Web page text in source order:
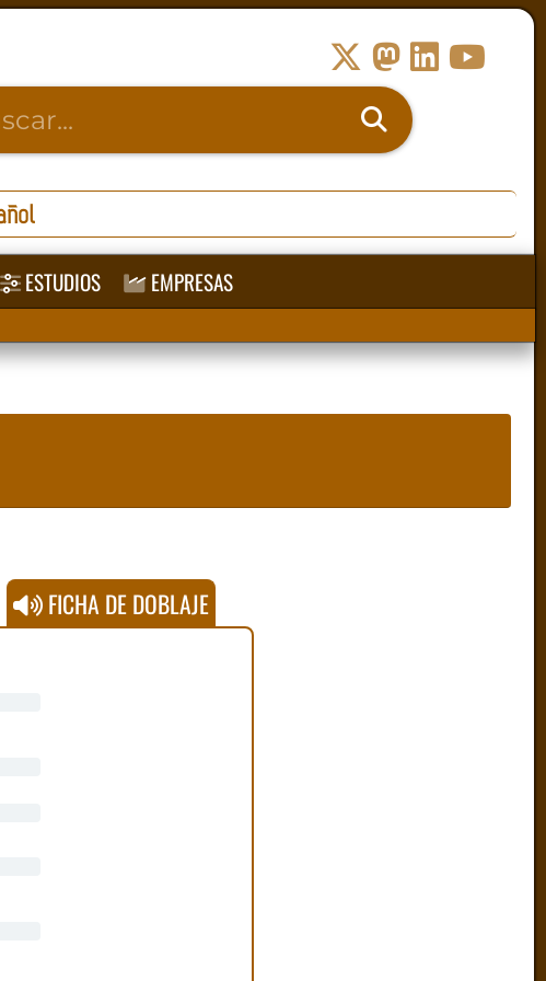
ESTUDIOS EMPRESAS
FICHA DE DOBLAJE